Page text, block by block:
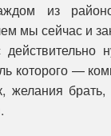
из
мы сейчас и
которого —
желания